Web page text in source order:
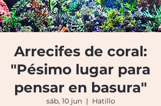
Arrecifes de coral:
"Pésimo lugar para
pensar en basura"
sáb, 10 jun
  |
Hatillo